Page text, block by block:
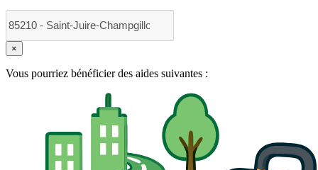
×
Vous pourriez bénéficier des aides suivantes :